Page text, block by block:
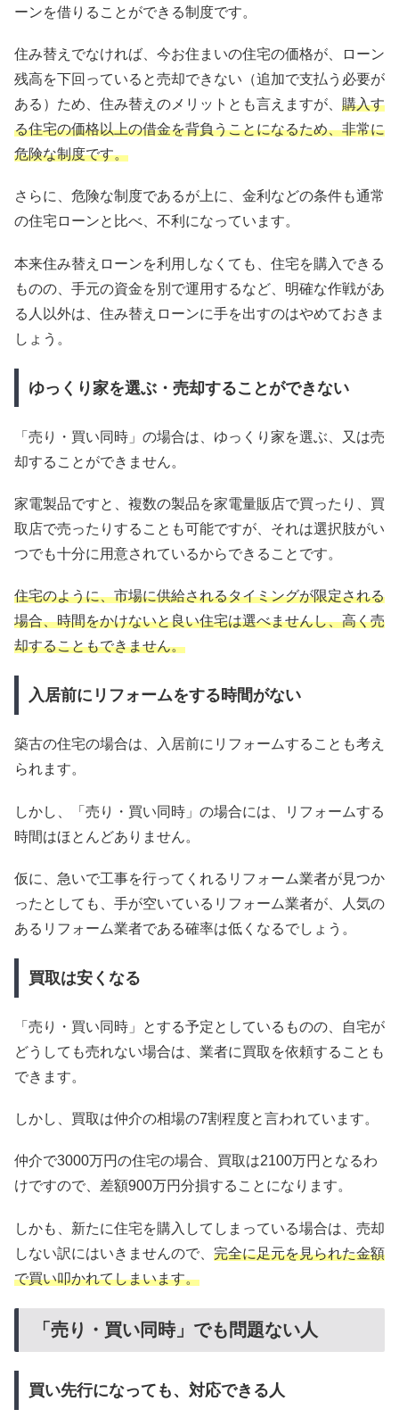
ーンを借りることができる制度です。
住み替えでなければ、今お住まいの住宅の価格が、ローン
残高を下回っていると売却できない（追加で支払う必要が
ある）ため、住み替えのメリットとも言えますが、 購入す
る住宅の価格以上の借金を背負うことになるため、非常に
危険な制度です。
さらに、危険な制度であるが上に、金利などの条件も通常
の住宅ローンと比べ、不利になっています。
本来住み替えローンを利用しなくても、住宅を購入できる
ものの、手元の資金を別で運用するなど、明確な作戦があ
る人以外は、住み替えローンに手を出すのはやめておきま
しょう。
ゆっくり家を選ぶ・売却することができない
「売り・買い同時」の場合は、ゆっくり家を選ぶ、又は売
却することができません。
家電製品ですと、複数の製品を家電量販店で買ったり、買
取店で売ったりすることも可能ですが、それは選択肢がい
つでも十分に用意されているからできることです。
住宅のように、市場に供給されるタイミングが限定される
場合、時間をかけないと良い住宅は選べませんし、高く売
却することもできません。
入居前にリフォームをする時間がない
築古の住宅の場合は、入居前にリフォームすることも考え
られます。
しかし、「売り・買い同時」の場合には、リフォームする
時間はほとんどありません。
仮に、急いで工事を行ってくれるリフォーム業者が見つか
ったとしても、手が空いているリフォーム業者が、人気の
あるリフォーム業者である確率は低くなるでしょう。
買取は安くなる
「売り・買い同時」とする予定としているものの、自宅が
どうしても売れない場合は、業者に買取を依頼することも
できます。
しかし、買取は仲介の相場の7割程度と言われています。
仲介で3000万円の住宅の場合、買取は2100万円となるわ
けですので、差額900万円分損することになります。
しかも、新たに住宅を購入してしまっている場合は、売却
しない訳にはいきませんので、 完全に足元を見られた金額
で買い叩かれてしまいます。
「売り・買い同時」でも問題ない人
買い先行になっても、対応できる人